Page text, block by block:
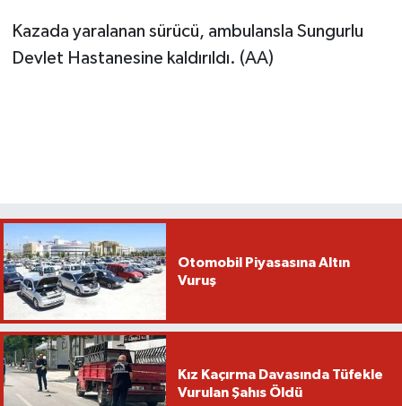
Kazada yaralanan sürücü, ambulansla Sungurlu
Devlet Hastanesine kaldırıldı. (AA)
Otomobil Piyasasına Altın
Vuruş
Kız Kaçırma Davasında Tüfekle
Vurulan Şahıs Öldü